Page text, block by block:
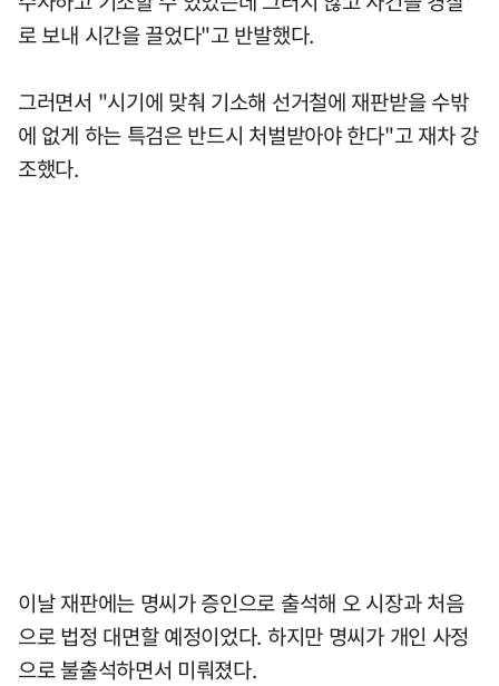
로 보내 시간을 끌었다"고 반발했다.
그러면서 "시기에 맞춰 기소해 선거철에 재판받을 수밖
에 없게 하는 특검은 반드시 처벌받아야 한다"고 재차 강
조했다.
이날 재판에는 명씨가 증인으로 출석해 오 시장과 처음
으로 법정 대면할 예정이었다. 하지만 명씨가 개인 사정
으로 불출석하면서 미뤄졌다.